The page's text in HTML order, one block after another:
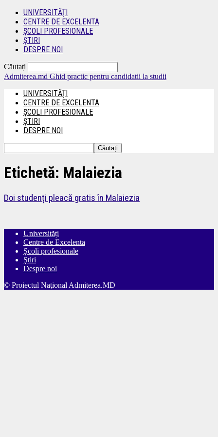
UNIVERSITĂȚI
CENTRE DE EXCELENTA
ȘCOLI PROFESIONALE
ȘTIRI
DESPRE NOI
Căutați
Admiterea.md Ghid practic pentru candidatii la studii
UNIVERSITĂȚI
CENTRE DE EXCELENTA
ȘCOLI PROFESIONALE
ȘTIRI
DESPRE NOI
Etichetă: Malaiezia
Doi studenți pleacă gratis în Malaiezia
Universități
Centre de Excelenta
Școli profesionale
Știri
Despre noi
© Proiectul Naţional Admiterea.MD